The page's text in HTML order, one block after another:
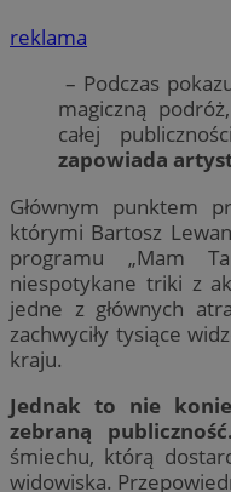
reklama
– Podczas
magiczną
całej
zapowiada
Głównym punktem
którymi Bartosz
programu „Mam
niespotykane triki z
jedne z głównych
zachwyciły tysiące
kraju.
Jednak to nie
zebraną publiczność.
śmiechu, którą
widowiska.